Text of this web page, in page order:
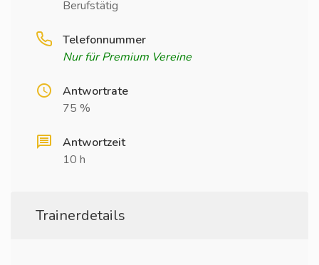
Berufstätig
Telefonnummer
Nur für Premium Vereine
Antwortrate
75 %
Antwortzeit
10 h
Trainerdetails